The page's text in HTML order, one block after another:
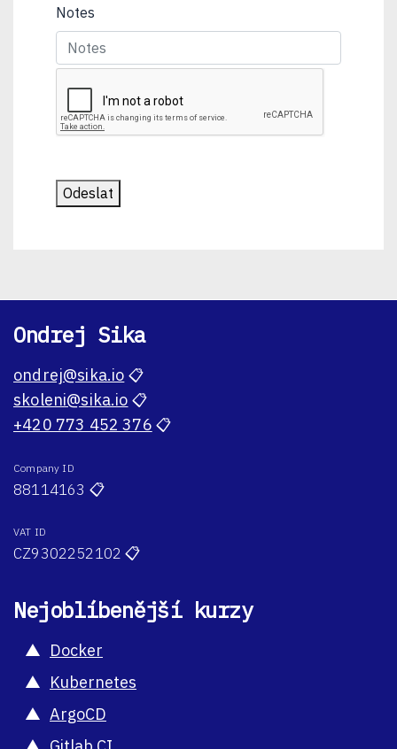
Notes
Odeslat
Ondrej Sika
ondrej@sika.io 📋
skoleni@sika.io 📋
+420 773 452 376 📋
Company ID
88114163 📋
VAT ID
CZ9302252102 📋
Nejoblíbenější kurzy
Docker
Kubernetes
ArgoCD